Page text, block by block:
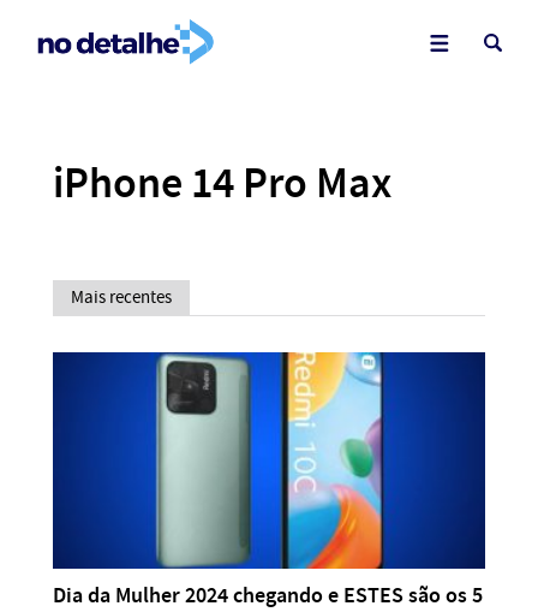
iPhone 14 Pro Max
Mais recentes
Dia da Mulher 2024 chegando e ESTES são os 5